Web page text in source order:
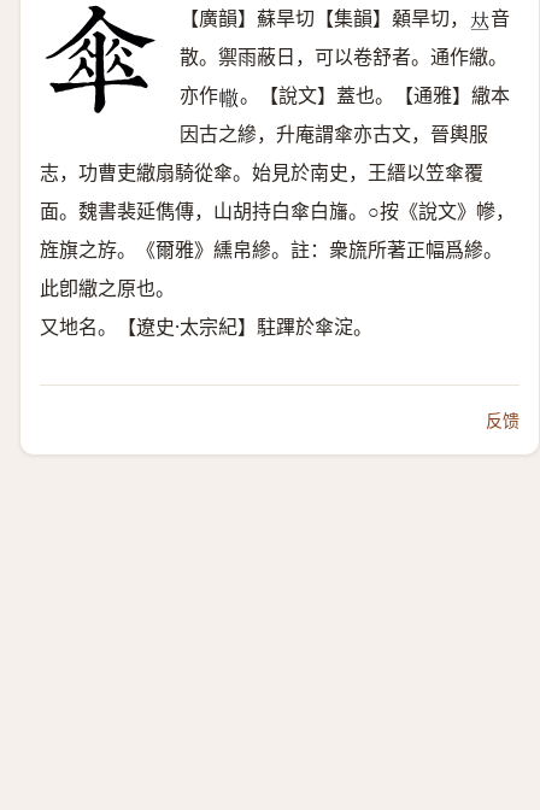
【廣韻】蘇旱切【集韻】顙旱切， 𠀤音
散。禦雨蔽日，可以卷舒者。通作繖。
亦作𢄻 。【說文】蓋也。【通雅】繖本
因古之縿，升庵謂傘亦古文，晉輿服
志，功曹吏繖扇騎從傘。始見於南史，王縉以笠傘覆
面。魏書裴延儁傳，山胡持白傘白旛。○按《說文》幓，
旌旗之斿。《爾雅》纁帛縿。註：衆旒所著正幅爲縿。
此卽繖之原也。
又地名。【遼史·太宗紀】駐蹕於傘淀。
反馈